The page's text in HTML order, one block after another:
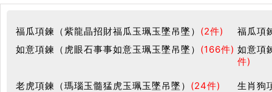
福瓜項鍊（紫龍晶招財福瓜玉珮玉墜吊墜） (2件)
福瓜項
如意項鍊（虎眼石事事如意玉珮玉墜吊墜） (166件) 如意項
件)
老虎項鍊（瑪瑙玉髓猛虎玉珮玉墜吊墜） (24件)
生肖狗